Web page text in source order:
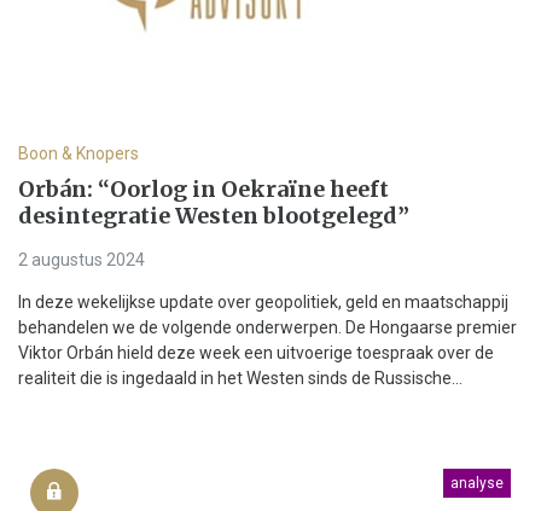
Boon & Knopers
Orbán: “Oorlog in Oekraïne heeft
desintegratie Westen blootgelegd”
2 augustus 2024
In deze wekelijkse update over geopolitiek, geld en maatschappij
behandelen we de volgende onderwerpen. De Hongaarse premier
Viktor Orbán hield deze week een uitvoerige toespraak over de
realiteit die is ingedaald in het Westen sinds de Russische...
analyse